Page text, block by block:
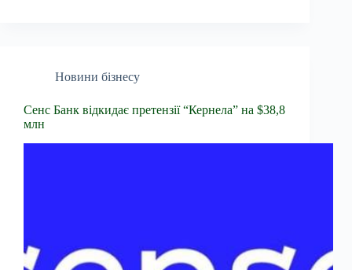
Новини бізнесу
Сенс Банк відкидає претензії “Кернела” на $38,8
млн